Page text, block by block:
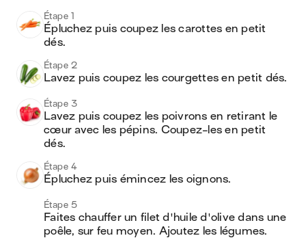
Étape 1
Épluchez puis coupez les carottes en petit
dés.
Étape 2
Lavez puis coupez les courgettes en petit dés.
Étape 3
Lavez puis coupez les poivrons en retirant le
cœur avec les pépins. Coupez-les en petit
dés.
Étape 4
Épluchez puis émincez les oignons.
Étape 5
Faites chauffer un filet d'huile d'olive dans une
poêle, sur feu moyen. Ajoutez les légumes.